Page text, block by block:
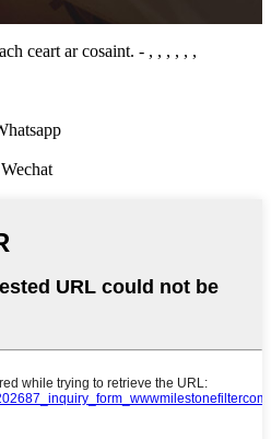
ceart ar cosaint. - , , , , , ,
Wechat